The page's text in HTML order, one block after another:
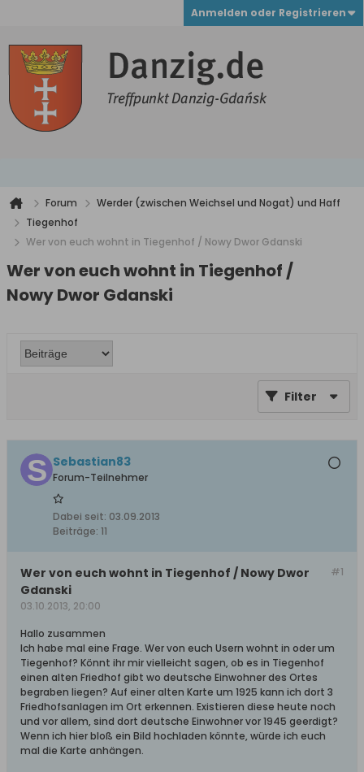
Anmelden oder Registrieren
Forum
Werder (zwischen Weichsel und Nogat) und Haff
Tiegenhof
Wer von euch wohnt in Tiegenhof / Nowy Dwor Gdanski
Wer von euch wohnt in Tiegenhof /
Nowy Dwor Gdanski
Filter
Sebastian83
Forum-Teilnehmer
Dabei seit: 03.09.2013
Beiträge: 11
#1
Wer von euch wohnt in Tiegenhof / Nowy Dwor
Gdanski
03.10.2013, 20:00
Hallo zusammen
Ich habe mal eine Frage. Wer von euch Usern wohnt in oder um
Tiegenhof? Könnt ihr mir vielleicht sagen, ob es in Tiegenhof
einen alten Friedhof gibt wo deutsche Einwohner des Ortes
begraben liegen? Auf einer alten Karte um 1925 kann ich dort 3
Friedhofsanlagen im Ort erkennen. Existieren diese heute noch
und vor allem, sind dort deutsche Einwohner vor 1945 geerdigt?
Wenn ich hier bloß ein Bild hochladen könnte, würde ich euch
mal die Karte anhängen.